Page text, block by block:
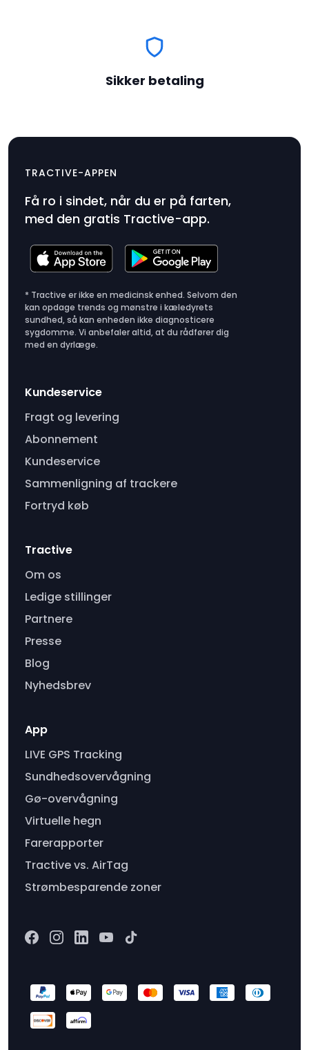
Sikker betaling
Produktpris
TRACTIVE-APPEN
Få ro i sindet, når du er på farten,
med den gratis Tractive-app.
* Tractive er ikke en medicinsk enhed. Selvom den
kan opdage trends og mønstre i kæledyrets
sundhed, så kan enheden ikke diagnosticere
sygdomme. Vi anbefaler altid, at du rådfører dig
med en dyrlæge.
Kundeservice
Fragt og levering
Abonnement
Kundeservice
Sammenligning af trackere
Fortryd køb
Tractive
Om os
Ledige stillinger
Partnere
Presse
Blog
Nyhedsbrev
App
LIVE GPS Tracking
Sundhedsovervågning
Gø-overvågning
Virtuelle hegn
Farerapporter
Tractive vs. AirTag
Strømbesparende zoner